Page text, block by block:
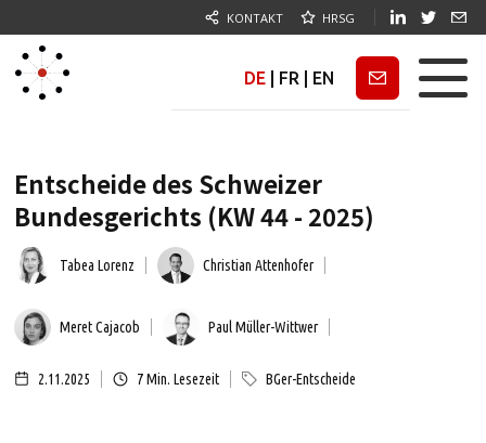
KONTAKT HRSG
DE FR EN Newsletter
Entscheide des Schweizer
Bundesgerichts (KW 44 - 2025)
Tabea Lorenz Christian Attenhofer
Meret Cajacob Paul Müller-Wittwer
2.11.2025 7Min. Lesezeit BGer-Entscheide